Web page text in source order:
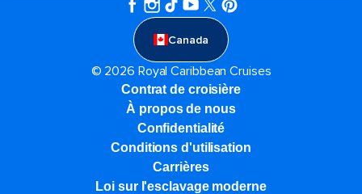
Canada
© 2026 Royal Caribbean Cruises
Contrat de croisière
À propos de nous
Confidentialité
Conditions d'utilisation
Carrières
Loi sur l'esclavage moderne